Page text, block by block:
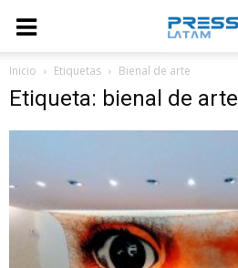
Inicio Etiquetas Bienal de arte
Etiqueta: bienal de arte